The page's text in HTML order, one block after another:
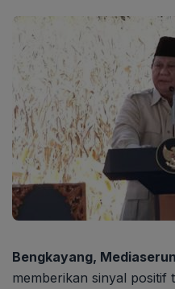
Bengkayang,
memberikan sinyal positif